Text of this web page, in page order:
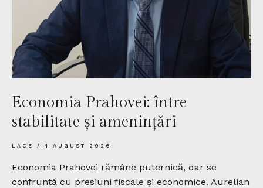
Economia Prahovei: între
stabilitate și amenințări
LACE 4 AUGUST 2026
Economia Prahovei rămâne puternică, dar se
confruntă cu presiuni fiscale și economice. Aurelian